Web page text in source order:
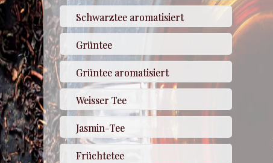
Schwarztee aromatisiert
Grüntee
Grüntee aromatisiert
Weisser Tee
Jasmin-Tee
Früchtetee